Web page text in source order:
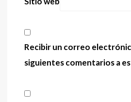
Recibir un correo
siguientes comentarios a